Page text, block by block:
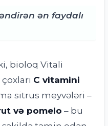
ən faydalı
bioloq Vitali
C vitamini
sitrus meyvələri –
və pomelo – bu